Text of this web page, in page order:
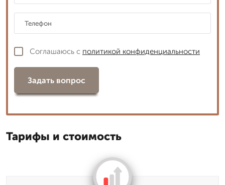
Соглашаюсь с политикой конфиденциальности
Задать вопрос
Тарифы и стоимость